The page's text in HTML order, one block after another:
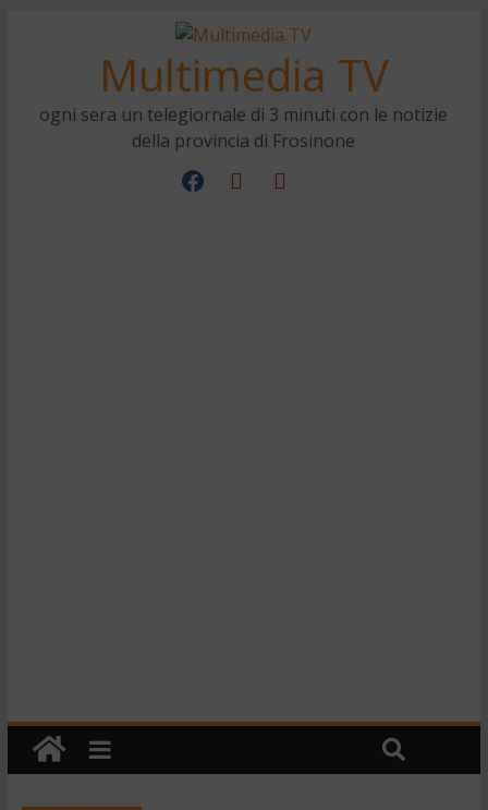
Multimedia TV
ogni sera un telegiornale di 3 minuti con le notizie
della provincia di Frosinone